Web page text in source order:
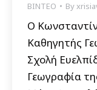
ΒΙΝΤΕΟ By
Ο
Καθηγητής
Σχολή
Γεωγραφία